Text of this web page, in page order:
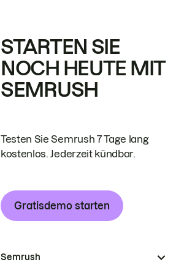
STARTEN SIE
NOCH HEUTE MIT
SEMRUSH
Testen Sie Semrush 7 Tage lang
kostenlos. Jederzeit kündbar.
Gratisdemo starten
Semrush